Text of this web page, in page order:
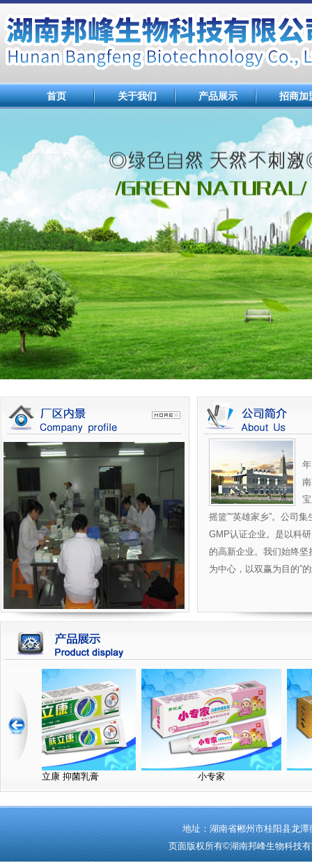
首页 关于我们 产品展示 招商加
摇篮”“英雄家乡”。公司
GMP认证企业。是以科
的高新企业。我们始终坚
为中心，以双赢为目的”
肤立康 抑菌乳膏 小专家
地址：湖南省郴州市桂阳县龙
页面版权所有©湖南邦峰生物科技